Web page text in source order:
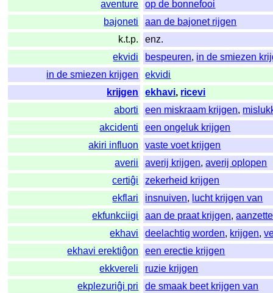
aventure
op de bonnefooi
bajoneti
aan de bajonet rijgen
k.t.p.
enz.
ekvidi
bespeuren, in de smiezen
in de smiezen krijgen
ekvidi
krijgen
ekhavi, ricevi
aborti
een miskraam krijgen,
akcidenti
een ongeluk krijgen
akiri influon
vaste voet krijgen
averii
averij krijgen,averij oplopen
certiĝi
zekerheid krijgen
ekflari
insnuiven, lucht krijgen van
ekfunkciigi
aan de praat krijgen,
ekhavi
deelachtig worden, krijgen,
ekhavi erektiĝon
een erectie krijgen
ekkvereli
ruzie krijgen
ekplezuriĝi pri
de smaak beet krijgen van